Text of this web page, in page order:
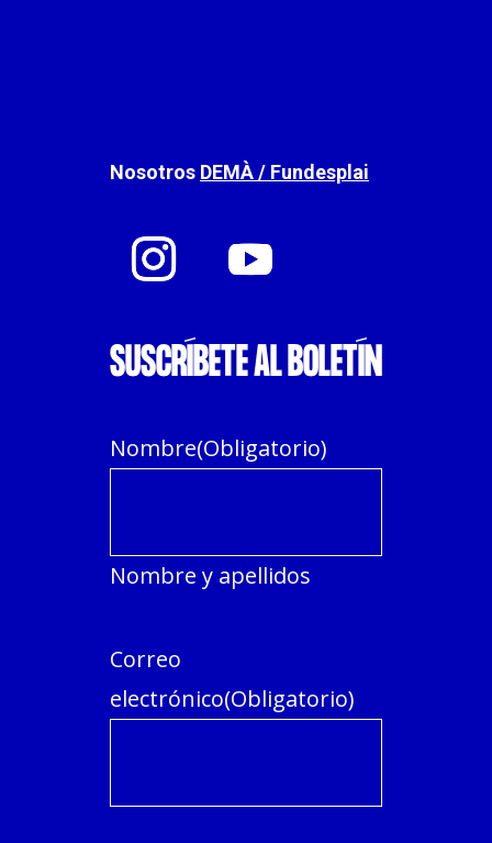
Nosotros DEMÀ / Fundesplai
SUSCRÍBETE AL BOLETÍN
Nombre(Obligatorio)
Nombre y apellidos
Correo
electrónico(Obligatorio)